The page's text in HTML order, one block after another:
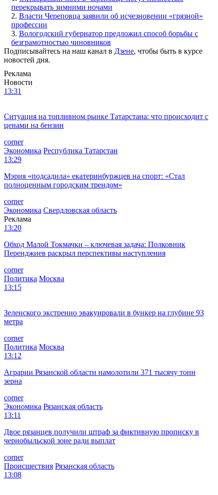
перекрывать зимними ночами
2. Власти Череповца заявили об исчезновении «грязной»
профессии
3. Вологодский губернатор предложил способ борьбы с
безграмотностью чиновников
Подписывайтесь на наш канал в Дзене, чтобы быть в курсе
новостей дня.
Реклама
Новости
13:31
Ситуация на топливном рынке Татарстана: что происходит с
ценами на бензин
corner
Экономика Республика Татарстан
13:29
Мэрия «подсадила» екатеринбуржцев на спорт: «Стал
полноценным городским трендом»
corner
Экономика Свердловская область
Реклама
13:20
Обход Малой Токмачки – ключевая задача: Полковник
Перенджиев раскрыл перспективы наступления
corner
Политика Москва
13:15
Зеленского экстренно эвакуировали в бункер на глубине 93
метра
corner
Политика Москва
13:12
Аграрии Рязанской области намолотили 371 тысячу тонн
зерна
corner
Экономика Рязанская область
13:11
Двое рязанцев получили штраф за фиктивную прописку в
чернобыльской зоне ради выплат
corner
Происшествия Рязанская область
13:08